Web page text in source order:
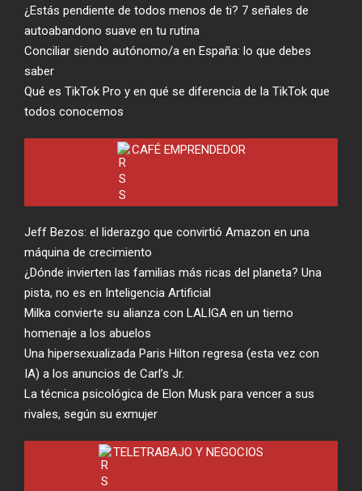
¿Estás pendiente de todos menos de ti? 7 señales de
autoabandono suave en tu rutina
Conciliar siendo autónomo/a en España: lo que debes
saber
Qué es TikTok Pro y en qué se diferencia de la TikTok que
todos conocemos
CAFÉ EMPRENDEDOR
Jeff Bezos: el liderazgo que convirtió Amazon en una
máquina de crecimiento
¿Dónde invierten las familias más ricas del planeta? Una
pista, no es en Inteligencia Artificial
Milka convierte su alianza con LALIGA en un tierno
homenaje a los abuelos
Una hipersexualizada Paris Hilton regresa (esta vez con
IA) a los anuncios de Carl’s Jr.
La técnica psicológica de Elon Musk para vencer a sus
rivales, según su exmujer
TELETRABAJO Y NEGOCIOS